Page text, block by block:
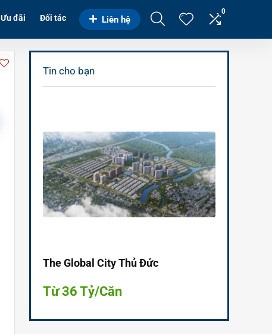
Ưu đãi Đối tác Liên hệ
0
Tin cho bạn
The Global City Thủ Đức
Từ 36 Tỷ/Căn